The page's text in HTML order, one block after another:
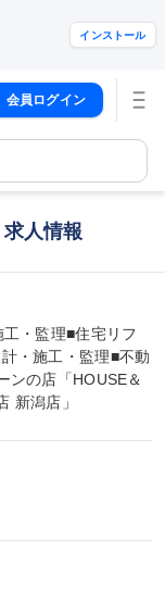
インストール
会員ログイン
人情報
・監理■住宅リフ
・施工・監理■不動
ンの店「HOUSE＆
新潟店」